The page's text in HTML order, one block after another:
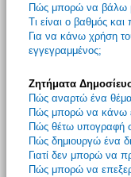
Πώς μπορώ να βάλω
Τι είναι ο βαθμός
Για να κάνω χρήση
εγγεγραμμένος;
Ζητήματα
Πώς αναρτώ ένα
Πώς μπορώ να κάνω
Πώς θέτω υπογραφή
Πώς δημιουργώ ένα
Γιατί δεν μπορώ να
Πώς μπορώ να